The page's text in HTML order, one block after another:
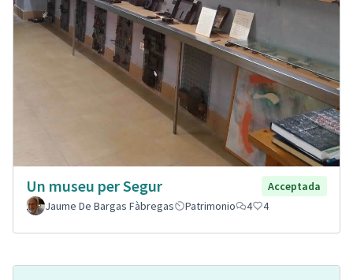
Un museu per Segur
Acceptada
Jaume De Bargas Fàbregas
Patrimonio 4 4